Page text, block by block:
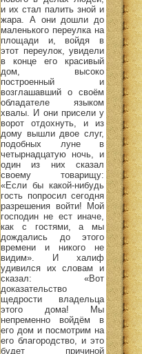
и их стал палить зной и
жара. А они дошли до
маленького переулка на
площади и, войдя в
этот переулок, увидели
в конце его красивый
дом, высоко
построенный и
возглашавший о своём
обладателе языком
хвалы. И они присели у
ворот отдохнуть, и из
дому вышли двое слуг,
подобных луне в
четырнадцатую ночь, и
один из них сказал
своему товарищу:
«Если бы какой-нибудь
гость попросил сегодня
разрешения войти! Мой
господин не ест иначе,
как с гостями, а мы
дождались до этого
времени и никого не
видим». И халиф
удивился их словам и
сказал: «Вот
доказательство
щедрости владельца
этого дома! Мы
непременно войдём в
его дом и посмотрим на
его благородство, и это
будет причиной